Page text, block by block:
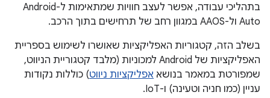
בתהליכי עבודה, אפשר לעצב חוויות שמתאימות ל-Android
Auto ול-AAOS במגוון רחב של תרחישים בתוך הרכב.
בשלב הזה, קטגוריות האפליקציות שאושרו לשימוש בספריית
האפליקציות של Android למכוניות (מלבד קטגוריית הניווט,
שמפורטת במאמר בנושא אפליקציות ניווט) כוללות נקודות
עניין (כמו חניה וטעינה) ו-IoT.